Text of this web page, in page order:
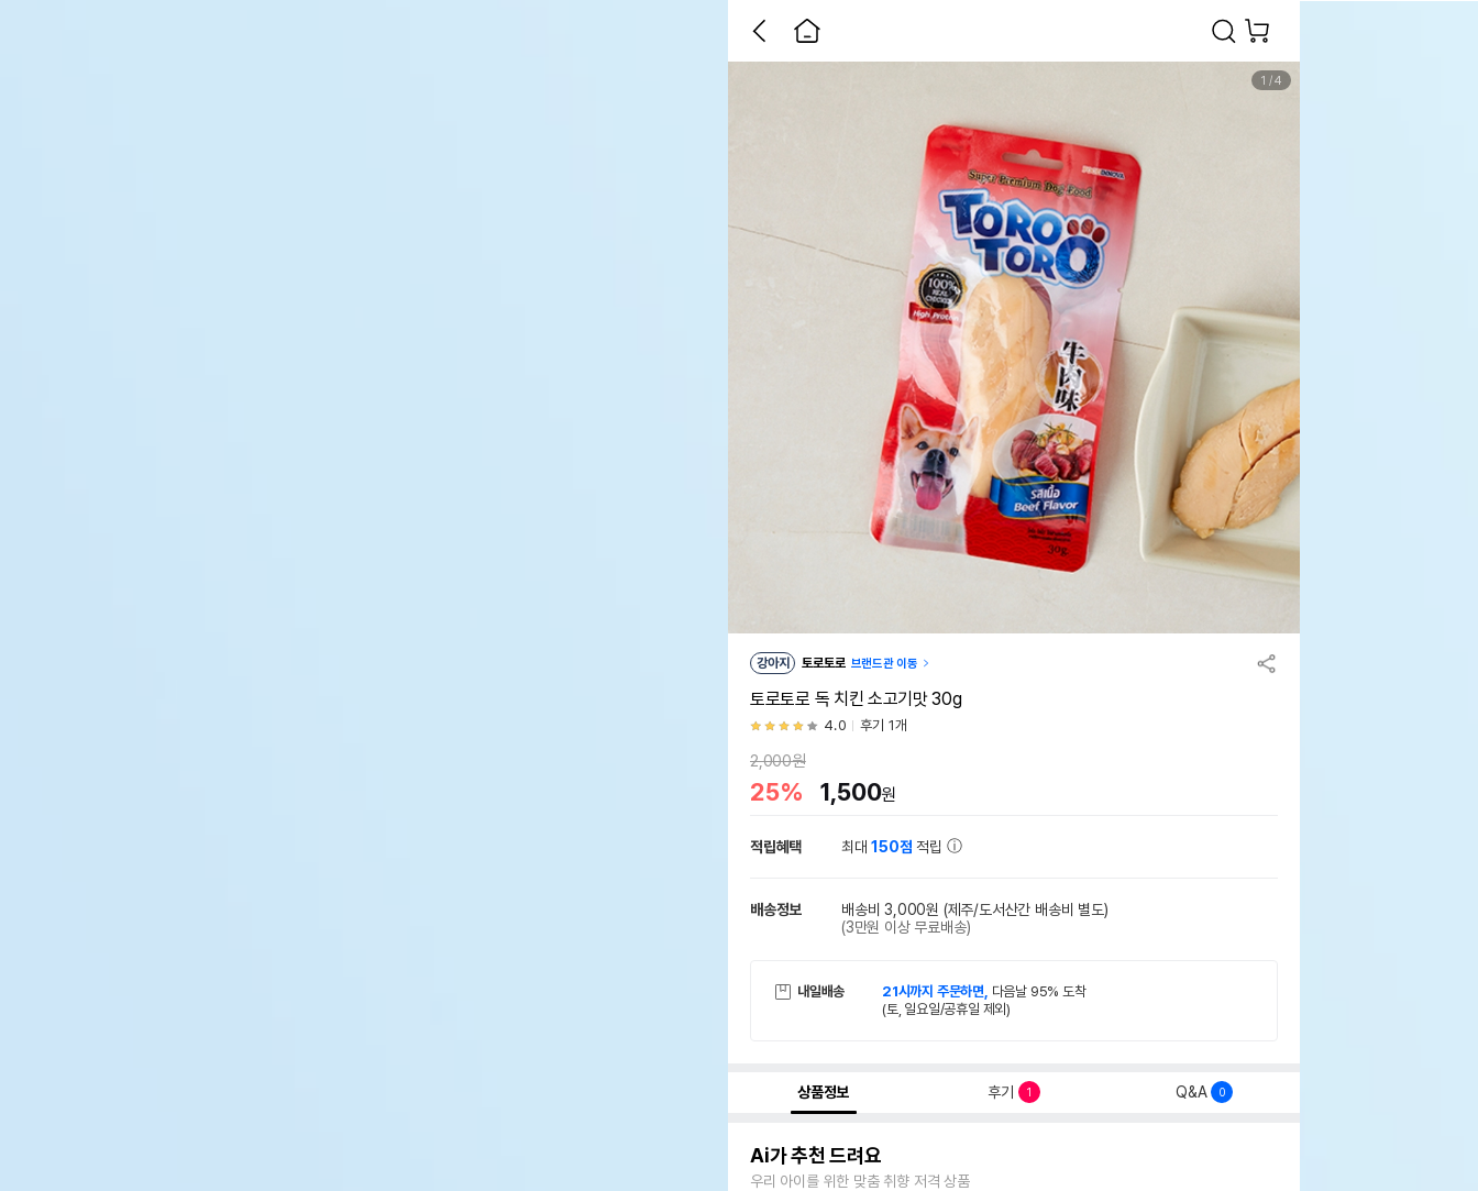
1 /4
강아지 토로토로 브랜드관 이동
토로토로 독 치킨 소고기맛 30g
4.0 후기 1개
2,000원
25% 1,500원
적립혜택 최대150점 적립
배송정보 배송비 3,000원 (제주/도서산간 배송비 별도)
(3만원 이상 무료배송)
내일배송 21시까지 주문하면, 다음날 95% 도착
(토, 일요일/공휴일 제외)
상품정보 후기 1 Q&A 0
Ai가 추천 드려요
우리 아이를 위한 맞춤 취향 저격 상품